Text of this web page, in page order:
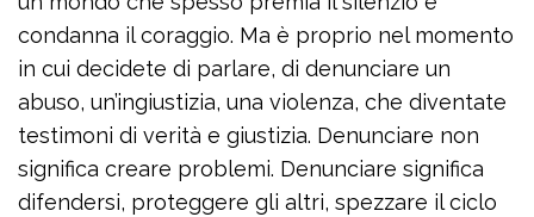
condanna il coraggio. Ma è proprio nel momento
in cui decidete di parlare, di denunciare un
abuso, un’ingiustizia, una violenza, che diventate
testimoni di verità e giustizia. Denunciare non
significa creare problemi. Denunciare significa
difendersi, proteggere gli altri, spezzare il ciclo